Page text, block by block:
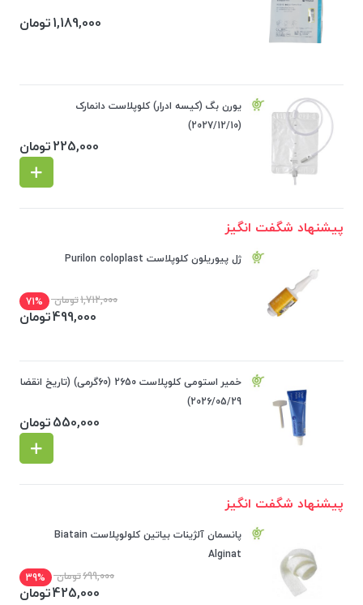
1,189,000تومان
یورن بگ (کیسه ادرار) کلوپلاست دانمارک
(2027/12/10)
225,000تومان
پیشنهاد شگفت انگیز
ژل پیوریلون کلوپلاست Purilon coloplast
1,712,000تومان 71%
499,000تومان
خمیر استومی کلوپلاست 2650 (60گرمی) (تاریخ انقضا
2026/05/29)
550,000تومان
پیشنهاد شگفت انگیز
پانسمان آلژینات بیاتین کلولوپلاست Biatain
Alginat
699,000تومان 39%
425,000تومان